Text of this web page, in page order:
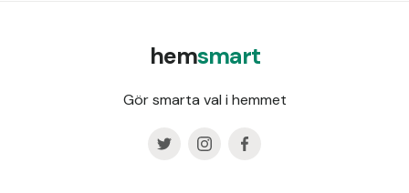
hemsmart
Gör smarta val i hemmet